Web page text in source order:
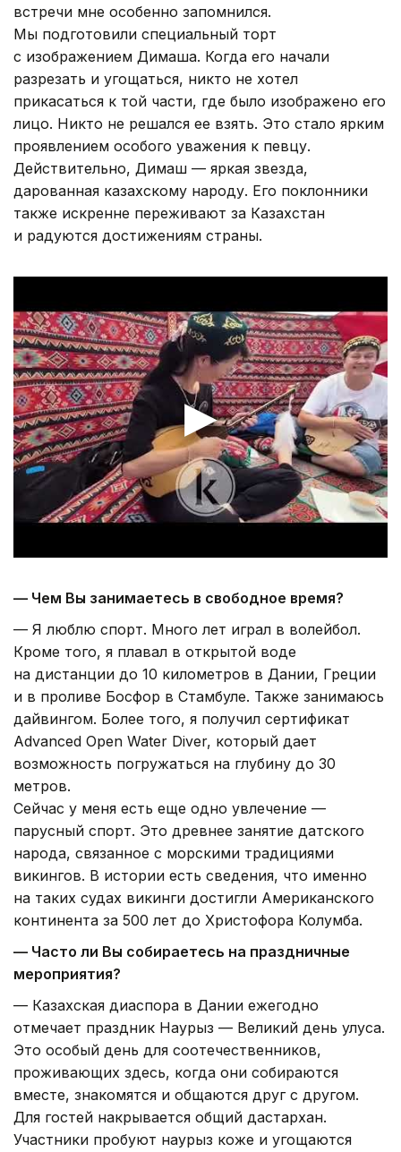
встречи мне особенно запомнился.
Мы подготовили специальный торт
с изображением Димаша. Когда его начали
разрезать и угощаться, никто не хотел
прикасаться к той части, где было изображено его
лицо. Никто не решался ее взять. Это стало ярким
проявлением особого уважения к певцу.
Действительно, Димаш — яркая звезда,
дарованная казахскому народу. Его поклонники
также искренне переживают за Казахстан
и радуются достижениям страны.
— Чем Вы занимаетесь в свободное время?
— Я люблю спорт. Много лет играл в волейбол.
Кроме того, я плавал в открытой воде
на дистанции до 10 километров в Дании, Греции
и в проливе Босфор в Стамбуле. Также занимаюсь
дайвингом. Более того, я получил сертификат
Advanced Open Water Diver, который дает
возможность погружаться на глубину до 30
метров.
Сейчас у меня есть еще одно увлечение —
парусный спорт. Это древнее занятие датского
народа, связанное с морскими традициями
викингов. В истории есть сведения, что именно
на таких судах викинги достигли Американского
континента за 500 лет до Христофора Колумба.
— Часто ли Вы собираетесь на праздничные
мероприятия?
— Казахская диаспора в Дании ежегодно
отмечает праздник Наурыз — Великий день улуса.
Это особый день для соотечественников,
проживающих здесь, когда они собираются
вместе, знакомятся и общаются друг с другом.
Для гостей накрывается общий дастархан.
Участники пробуют наурыз коже и угощаются